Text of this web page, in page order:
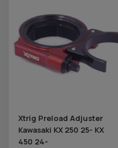
Xtrig Preload Adjuster
Kawasaki KX 250 25- KX
450 24-